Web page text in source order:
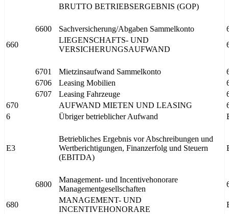
BRUTTO BETRIEBSERGEBNIS (GOP)
6600 Sachversicherung/Abgaben Sammelkonto
660
LIEGENSCHAFTS- UND
VERSICHERUNGSAUFWAND
6701 Mietzinsaufwand Sammelkonto
6706
Leasing Mobilien
6707
Leasing Fahrzeuge
670
AUFWAND MIETEN UND LEASING
6
Übriger betrieblicher Aufwand
E3
Betriebliches Ergebnis vor Abschreibungen und
Wertberichtigungen, Finanzerfolg und Steuern
(EBITDA)
6800
Management- und Incentivehonorare
Managementgesellschaften
680
MANAGEMENT- UND
INCENTIVEHONORARE